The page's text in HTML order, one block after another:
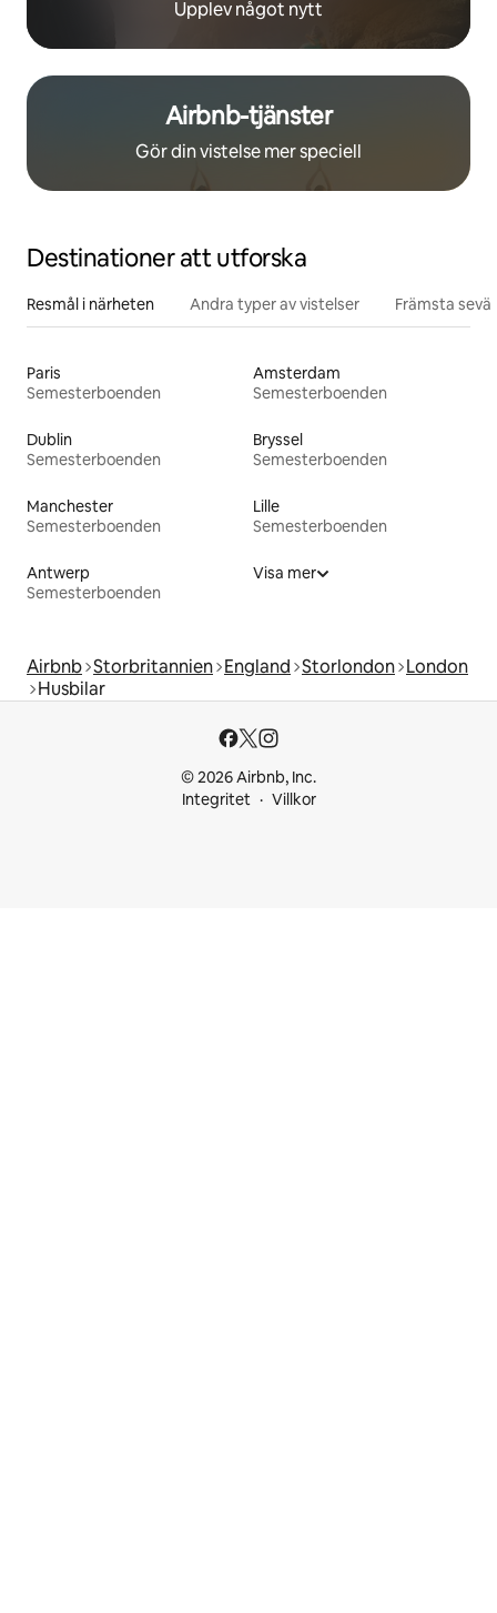
Upplev något nytt
Airbnb-tjänster
Gör din vistelse mer speciell
Destinationer att utforska
Resmål i närheten Andra typer av vistelser Främsta
Paris
Semesterboenden
Amsterdam
Semesterboenden
Dublin
Semesterboenden
Bryssel
Semesterboenden
Manchester
Semesterboenden
Lille
Semesterboenden
Antwerp
Semesterboenden
Visa mer
Airbnb Storbritannien England Storlondon London
Husbilar
© 2026 Airbnb, Inc.
Integritet
Villkor